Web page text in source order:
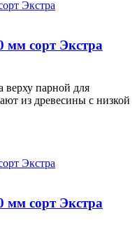
мм сорт Экстра
парной для
из древесины с низкой
мм сорт Экстра